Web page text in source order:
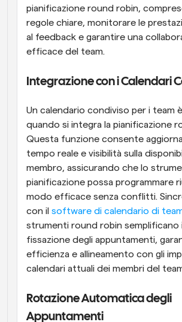
pianificazione round robin,
regole chiare, monitorare le
al feedback e garantire una
efficace del team.
Integrazione con i Calendari
Un calendario condiviso per i team
quando si integra la pianificazione
Questa funzione consente
tempo reale e visibilità sulla
membro, assicurando che lo
pianificazione possa programmare
modo efficace senza conflitti.
con il software di calendario di
strumenti round robin semplificano
fissazione degli appuntamenti,
efficienza e allineamento con gli
calendari attuali dei membri del
Rotazione Automatica degli
Appuntamenti